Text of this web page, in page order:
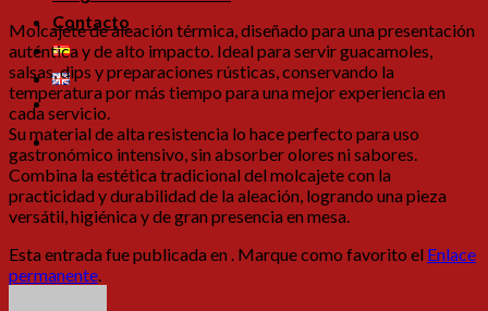
Contacto
Molcajete de aleación térmica, diseñado para una presentación
auténtica y de alto impacto. Ideal para servir guacamoles,
salsas, dips y preparaciones rústicas, conservando la
temperatura por más tiempo para una mejor experiencia en
cada servicio.
Su material de alta resistencia lo hace perfecto para uso
gastronómico intensivo, sin absorber olores ni sabores.
Combina la estética tradicional del molcajete con la
practicidad y durabilidad de la aleación, logrando una pieza
versátil, higiénica y de gran presencia en mesa.
Esta entrada fue publicada en . Marque como favorito el Enlace
permanente.